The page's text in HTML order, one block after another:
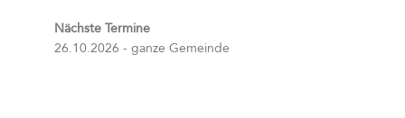
Nächste Termine
26.10.2026 - ganze Gemeinde